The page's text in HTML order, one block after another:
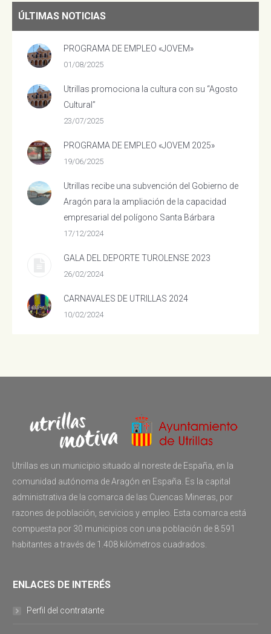
ÚLTIMAS NOTICIAS
PROGRAMA DE EMPLEO «JOVEM»
01/08/2025
Utrillas promociona la cultura con su “Agosto
Cultural”
23/07/2025
PROGRAMA DE EMPLEO «JOVEM 2025»
19/06/2025
Utrillas recibe una subvención del Gobierno de
Aragón para la ampliación de la capacidad
empresarial del polígono Santa Bárbara
17/12/2024
GALA DEL DEPORTE TUROLENSE 2023
26/02/2024
CARNAVALES DE UTRILLAS 2024
10/02/2024
Utrillas es un municipio situado al noreste de España, en la
comunidad autónoma de Aragón en España. Es la capital
administrativa de la comarca de las Cuencas Mineras, por
razones de población, servicios y empleo. Esta comarca está
compuesta por 30 municipios con una población de 8.591
habitantes a través de 1.408 kilómetros cuadrados.
ENLACES DE INTERÉS
Perfil del contratante